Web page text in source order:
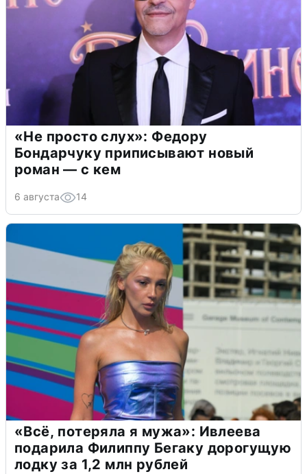
«Не просто слух»: Федору
Бондарчуку приписывают новый
роман — с кем
6 августа 14
«Всё, потеряла я мужа»: Ивлеева
подарила Филиппу Бегаку дорогущую
лодку за 1,2 млн рублей